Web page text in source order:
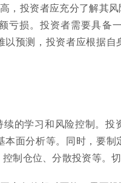
，投资者应充分了解其
亏损。投资者需要具备
预测，投资者应根据
的学习和风险控制。
面分析等。同时，要
制仓位、分散投资等。